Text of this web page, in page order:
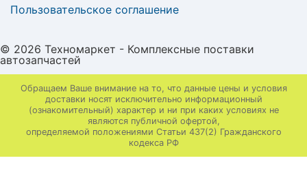
Пользовательское соглашение
© 2026 Техномаркет - Комплексные поставки
автозапчастей
Обращаем Ваше внимание на то, что данные цены и условия
доставки носят исключительно информационный
(ознакомительный) характер и ни при каких условиях не
являются публичной офертой,
определяемой положениями Статьи 437(2) Гражданского
кодекса РФ